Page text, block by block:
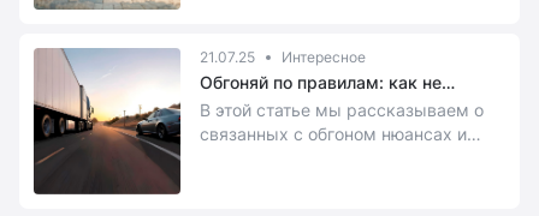
21.07.25 Интересное
Обгоняй по правилам: как не
лишиться прав за обгоны в 2025
В этой статье мы рассказываем о
связанных с обгоном нюансах и